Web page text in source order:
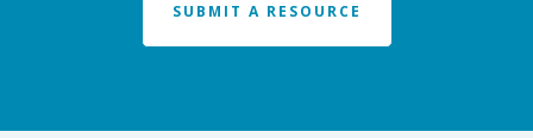
SUBMIT A RESOURCE